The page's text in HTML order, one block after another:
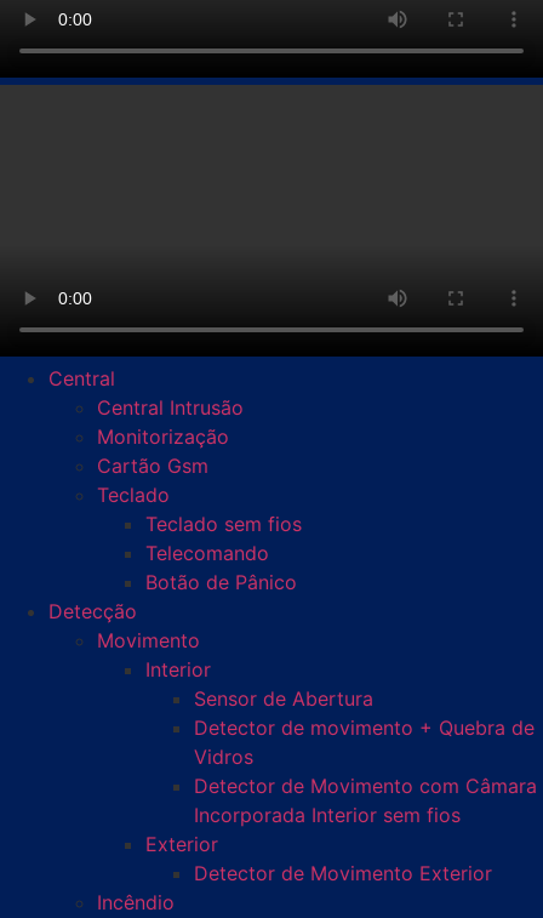
Central
Central Intrusão
Monitorização
Cartão Gsm
Teclado
Teclado sem fios
Telecomando
Botão de Pânico
Detecção
Movimento
Interior
Sensor de Abertura
Detector de movimento + Quebra de
Vidros
Detector de Movimento com Câmara
Incorporada Interior sem fios
Exterior
Detector de Movimento Exterior
Incêndio